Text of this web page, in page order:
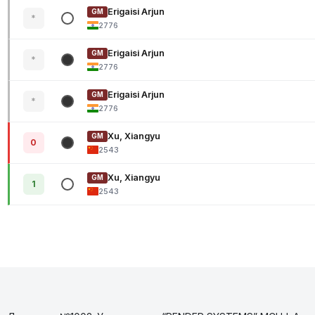
*
GM Erigaisi Arjun
2776
*
GM Erigaisi Arjun
2776
*
GM Erigaisi Arjun
2776
0
GM Xu, Xiangyu
2543
1
GM Xu, Xiangyu
2543